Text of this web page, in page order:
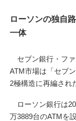
ローソンの独自
一体
セブン銀行・ファ
ATM市場は「セブ
2極構造に再編され
ローソン銀行は
万3889台のATMを